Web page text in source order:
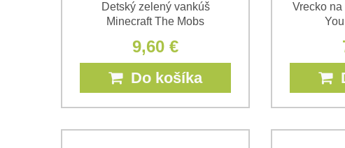
Detský zelený vankúš
Minecraft The Mobs
9,60 €
Do košíka
Vrecko